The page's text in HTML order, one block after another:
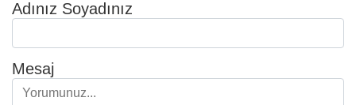
Adınız Soyadınız
Mesaj